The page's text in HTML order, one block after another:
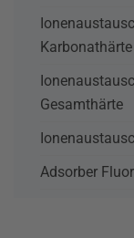
Karbonathärte
Gesamthärte
Adsorber